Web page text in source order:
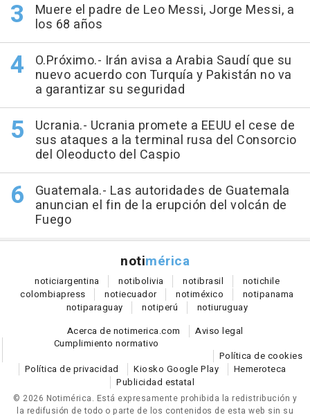
Muere el padre de Leo Messi, Jorge Messi, a
los 68 años
O.Próximo.- Irán avisa a Arabia Saudí que su
nuevo acuerdo con Turquía y Pakistán no va
a garantizar su seguridad
Ucrania.- Ucrania promete a EEUU el cese de
sus ataques a la terminal rusa del Consorcio
del Oleoducto del Caspio
Guatemala.- Las autoridades de Guatemala
anuncian el fin de la erupción del volcán de
Fuego
notimérica
noticiargentina notibolivia notibrasil notichile
colombiapress notiecuador notiméxico notipanama
notiparaguay notiperú notiuruguay
Acerca de notimerica.com
Aviso legal
Cumplimiento normativo
Política de cookies
Política de privacidad
Kiosko Google Play
Hemeroteca
Publicidad estatal
© 2026 Notimérica. Está expresamente prohibida la redistribución y
la redifusión de todo o parte de los contenidos de esta web sin su